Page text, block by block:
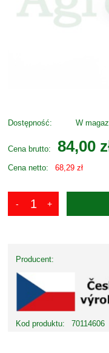
Dostępność: W
Cena brutto: 84,00
Cena netto: 68,29 zł
Producent:
Kod produktu: 70114606